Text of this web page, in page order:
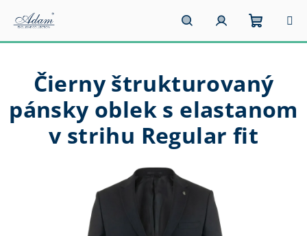
obsah
HľadaťPrihlásenie
košík
Čierny štrukturovaný
pánsky oblek s elastanom
v strihu Regular fit